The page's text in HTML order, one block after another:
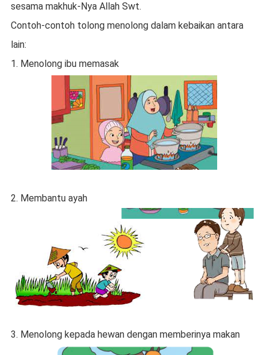
sesama makhuk-Nya Allah Swt.
Contoh-contoh tolong menolong dalam kebaikan antara
lain:
1. Menolong ibu memasak
2. Membantu ayah
3. Menolong kepada hewan dengan memberinya makan